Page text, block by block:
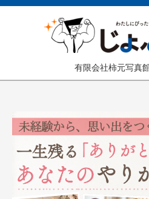
有限会社柿元写真